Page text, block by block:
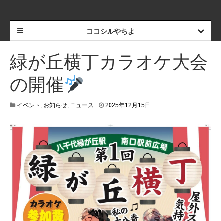
ココシルやちよ
緑が丘横丁カラオケ大会
の開催
イベント , お知らせ, ニュース 2025年12月15日
年
1
2
月
2
2
日